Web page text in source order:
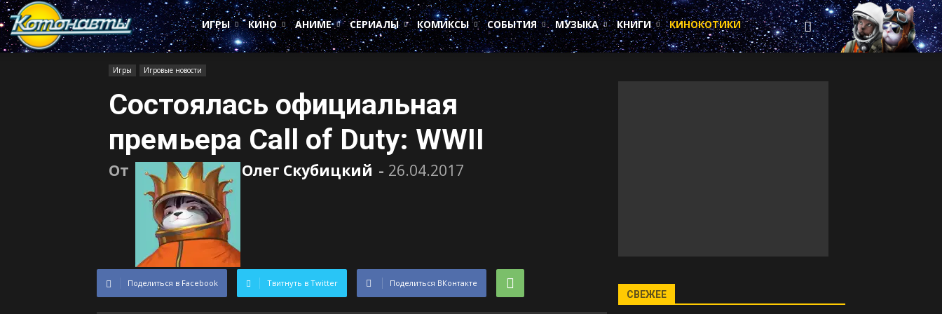
Котонавты
ИГРЫ
КИНО АНИМЕ СЕРИАЛЫ КОМИКСЫ СОБЫТИЯ МУЗЫКА КНИГИ КИНОКОТИКИ
Игры Игровые новости
Состоялась официальная
премьера Call of Duty: WWII
От Олег Скубицкий - 26.04.2017
Поделиться в Facebook Твитнуть в Twitter Поделиться ВКонтакте
СВЕЖЕЕ